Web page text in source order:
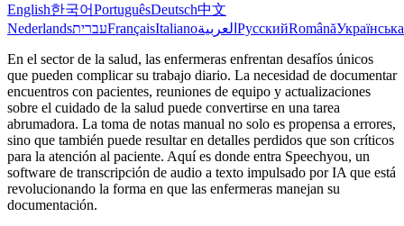
English한국어PortuguêsDeutsch中文
NederlandsעבריתFrançaisItalianoالعربية РусскийRomânăУкраїнська
En el sector de la salud, las enfermeras enfrentan desafíos únicos
que pueden complicar su trabajo diario. La necesidad de documentar
encuentros con pacientes, reuniones de equipo y actualizaciones
sobre el cuidado de la salud puede convertirse en una tarea
abrumadora. La toma de notas manual no solo es propensa a errores,
sino que también puede resultar en detalles perdidos que son críticos
para la atención al paciente. Aquí es donde entra Speechyou, un
software de transcripción de audio a texto impulsado por IA que está
revolucionando la forma en que las enfermeras manejan su
documentación.